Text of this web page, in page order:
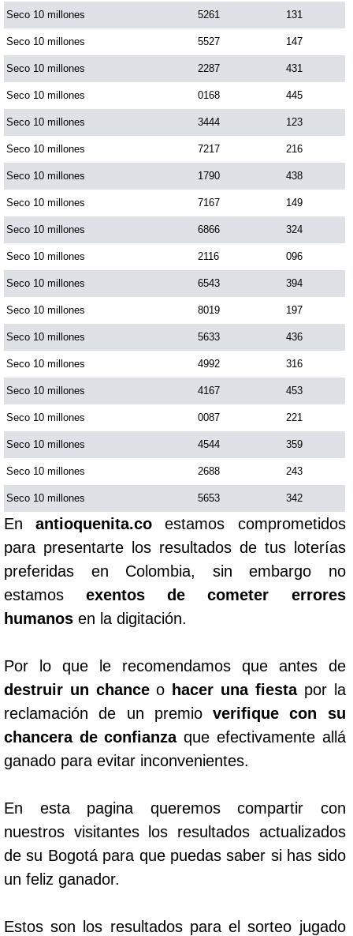
Seco 10 millones 5261 131
Seco 10 millones 5527 147
Seco 10 millones 2287 431
Seco 10 millones 0168 445
Seco 10 millones 3444 123
Seco 10 millones 7217 216
Seco 10 millones 1790 438
Seco 10 millones 7167 149
Seco 10 millones 6866 324
Seco 10 millones 2116 096
Seco 10 millones 6543 394
Seco 10 millones 8019 197
Seco 10 millones 5633 436
Seco 10 millones 4992 316
Seco 10 millones 4167 453
Seco 10 millones 0087 221
Seco 10 millones 4544 359
Seco 10 millones 2688 243
Seco 10 millones 5653 342
Enantioquenita.co estamos comprometidos
para presentarte los resultados de tus loterías
preferidas en Colombia, sin embargo no
estamosexentos de cometer errores
humanos en la digitación.
Por lo que le recomendamos que antes de
destruir un chanceo hacer una fiestapor la
reclamación de un premioverifique con su
chancera de confianzaque efectivamente allá
ganado para evitar inconvenientes.
En esta pagina queremos compartir con
nuestros visitantes los resultados actualizados
de su Bogotá para que puedas saber si has sido
un feliz ganador.
Estos son los resultados para el sorteo jugado